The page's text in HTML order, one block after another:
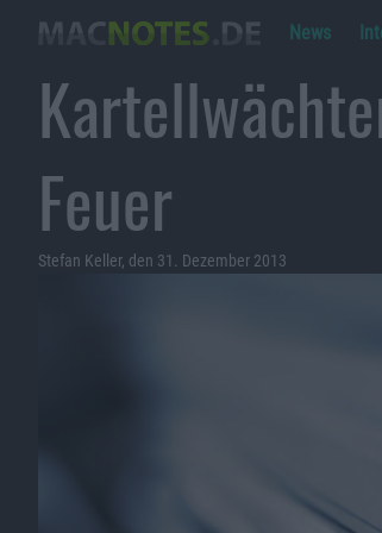
News
Feuer
Stefan Keller, den 31. Dezember 2013